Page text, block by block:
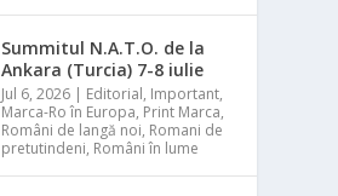
Summitul N.A.T.O. de la
Ankara (Turcia) 7-8 iulie
Jul 6, 2026 | Editorial, Important,
Marca-Ro în Europa, Print Marca,
Români de langă noi, Romani de
pretutindeni, Români în lume